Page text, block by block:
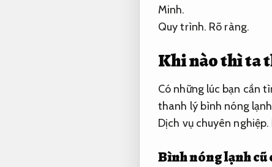
Minh.
Quy trình. Rõ ràng.
Khi nào thì ta
Có những lúc bạn cần
thanh lý bình nóng
Dịch vụ chuyên nghiệp.
Bình nóng lạnh cũ